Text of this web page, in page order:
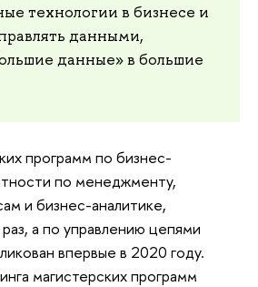
технологии в бизнесе и
данными,
данные» в большие
программ по бизнес-
по менеджменту,
и бизнес-аналитике,
а по управлению цепями
впервые в 2020 году.
магистерских программ